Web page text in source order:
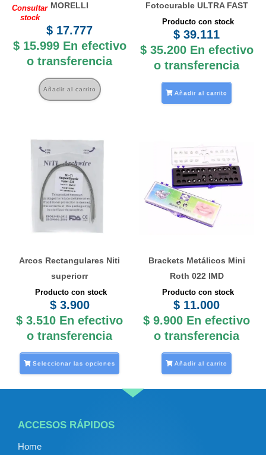
MORELLI
Consultar
stock
$ 17.777
$15.999 En efectivo
o transferencia
Añadir al carrito
Fotocurable ULTRA FAST
Producto con stock
$ 39.111
$35.200 En efectivo
o transferencia
Añadir al carrito
Arcos Rectangulares Niti
superiorr
Producto con stock
$3.900
$ 3.510 En efectivo
o transferencia
Seleccionar las opciones
múltiples
variantes.
pueden
Brackets Metálicos Mini
Roth 022 IMD
Producto con stock
$ 11.000
$ 9.900 En efectivo
o transferencia
Añadir al carrito
ACCESOS RÁPIDOS
Home